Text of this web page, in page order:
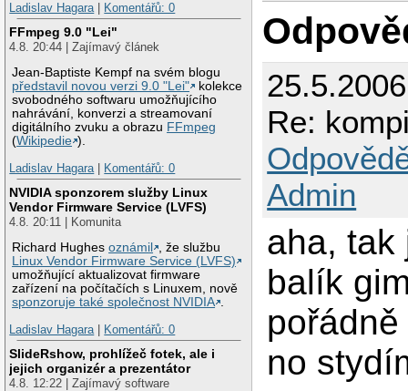
Ladislav Hagara| Komentářů: 0
FFmpeg 9.0 "Lei"
4.8. 20:44 | Zajímavý článek
Jean-Baptiste Kempf na svém blogu
představil novou verzi 9.0 "Lei"
kolekce
svobodného softwaru umožňujícího
nahrávání, konverzi a streamovaní
digitálního zvuku a obrazu FFmpeg
(Wikipedie ).
Ladislav Hagara| Komentářů: 0
NVIDIA sponzorem služby Linux
Vendor Firmware Service (LVFS)
4.8. 20:11 | Komunita
Richard Hughesoznámil
, že službu
Linux Vendor Firmware Service (LVFS)
umožňující aktualizovat firmware
zařízení na počítačích s Linuxem, nově
sponzoruje také společnost NVIDIA .
Ladislav Hagara| Komentářů: 0
SlideRshow, prohlížeč fotek, ale i
jejich organizér a prezentátor
4.8. 12:22 | Zajímavý software
Re:
Admin
aha, tak
balík
no